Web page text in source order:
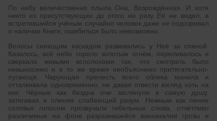
По небу величественно плыла Она, Возрождённая. И хотя
никто из присутствующих до этого ни разу Её не видел, а
встретившийся учёным случайно человек даже не подозревал
о наличии Книги, ошибиться было невозможно.
Волосы сияющим каскадом развевались у Неё за спиной.
Казалось, всё небо горело золотым огнём, переливалось и
сверкало живыми всполохами так, что смотреть было
невыносимо и в то же время необъяснимо притягательно-
пугающе. Чарующая прелесть всего облика манила и
отталкивала одновременно, не давая отвести взгляд хоть на
миг. Чёрные как бездна очи заглянули в самую душу,
затягивая и пленяя слабеющий разум. Нежным как пение
соловья голосом прозвучали гибельные слова, отчётливо
различимые на фоне разразившейся вакханалии грозы и